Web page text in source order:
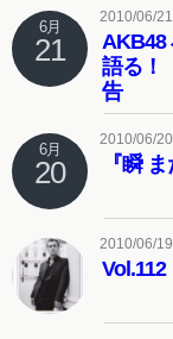
6月
21
2010/06/21
AKB48
語る！
告
6月
20
2010/06/20
『瞬
2010/06/19
Vol.112